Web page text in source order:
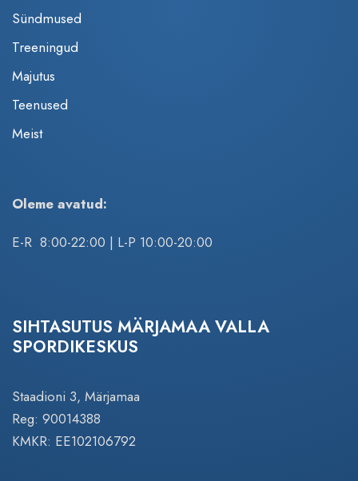
Sündmused
Treeningud
Majutus
Teenused
Meist
Oleme avatud:
E-R 8:00-22:00 | L-P 10:00-20:00
SIHTASUTUS MÄRJAMAA VALLA
SPORDIKESKUS
Staadioni 3, Märjamaa
Reg: 90014388
KMKR: EE102106792